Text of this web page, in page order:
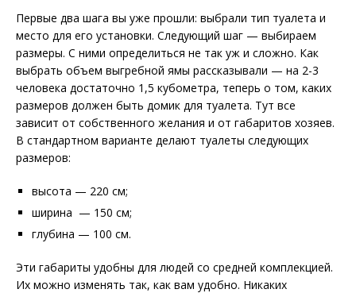
Первые два шага вы уже прошли: выбрали тип туалета и
место для его установки. Следующий шаг — выбираем
размеры. С ними определиться не так уж и сложно. Как
выбрать объем выгребной ямы рассказывали — на 2-3
человека достаточно 1,5 кубометра, теперь о том, каких
размеров должен быть домик для туалета. Тут все
зависит от собственного желания и от габаритов хозяев.
В стандартном варианте делают туалеты следующих
размеров:
высота — 220 см;
ширина — 150 см;
глубина — 100 см.
Эти габариты удобны для людей со средней комплекцией.
Их можно изменять так, как вам удобно. Никаких